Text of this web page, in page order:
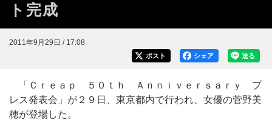
ト完成
2011年9月29日 / 17:08
送る
シェア
ポスト
「Ｃｒｅａｐ ５０ｔｈ Ａｎｎｉｖｅｒｓａｒｙ プ
レス発表会」が２９日、東京都内で行われ、女優の菅野美
穂が登場した。